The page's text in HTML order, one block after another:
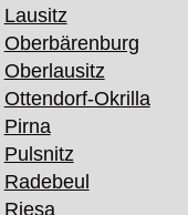
Lausitz
Oberbärenburg
Oberlausitz
Ottendorf-Okrilla
Pirna
Pulsnitz
Radebeul
Riesa